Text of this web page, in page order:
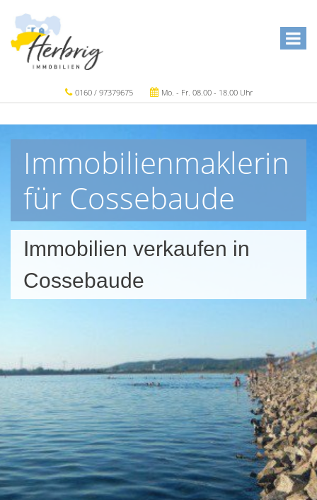
0160 / 97379675 Mo. - Fr. 08.00 - 18.00 Uhr
Immobilienmaklerin
für Cossebaude
Immobilien verkaufen in
Cossebaude